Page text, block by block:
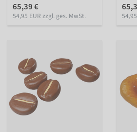
65,39 €
54,95 EUR zzgl. ges. MwSt.